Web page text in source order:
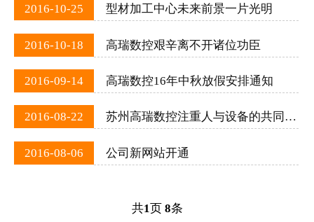
型材加工中心未来前景一片光明
2016-10-25
高瑞数控艰辛离不开诸位功臣
2016-10-18
高瑞数控16年中秋放假安排通知
2016-09-14
苏州高瑞数控注重人与设备的共同发展
2016-08-22
公司新网站开通
2016-08-06
共1 页 8条